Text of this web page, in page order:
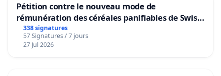
Pétition contre le nouveau mode de
rémunération des céréales panifiables de Swiss
granum basé sur la teneur en protéines
338 signatures
57 Signatures / 7 jours
27 Jul 2026